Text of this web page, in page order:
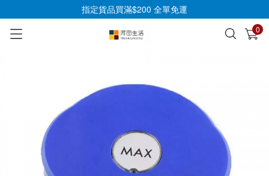
指定貨品買滿$200 全單免運
0
已加入購物車 查看